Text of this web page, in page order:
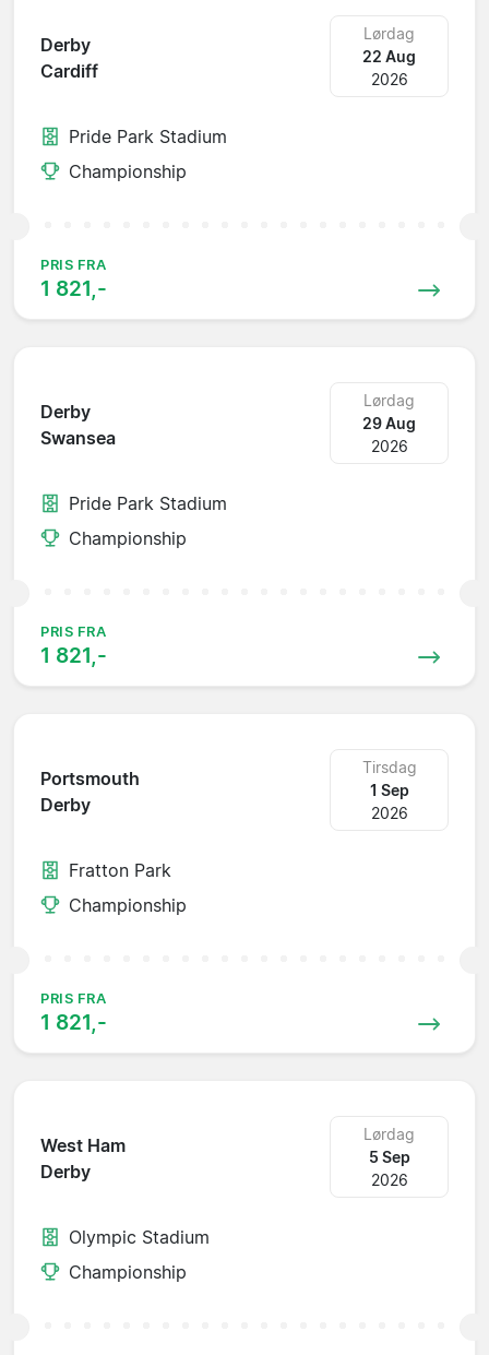
Derby
Cardiff
Lørdag
22 Aug
2026
Pride Park Stadium
Championship
PRIS FRA
1 821,-
Derby
Swansea
Lørdag
29 Aug
2026
Pride Park Stadium
Championship
PRIS FRA
1 821,-
Portsmouth
Derby
Tirsdag
1 Sep
2026
Fratton Park
Championship
PRIS FRA
1 821,-
West Ham
Derby
Lørdag
5 Sep
2026
Olympic Stadium
Championship